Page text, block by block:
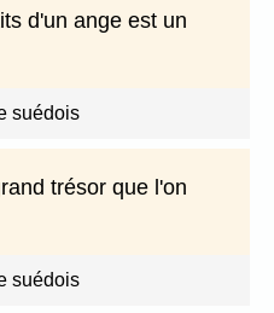
d'un ange est un
suédois
trésor que l'on
suédois